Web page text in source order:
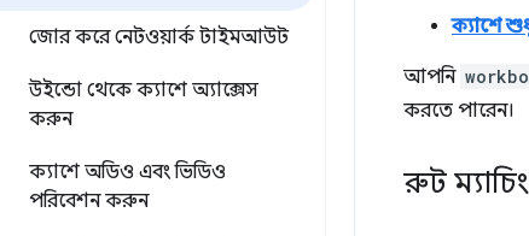
জোর করে নেটওয়ার্ক টাইমআউট
উইন্ডো থেকে ক্যাশে অ্যাক্সেস
করুন
ক্যাশে অডিও এবং ভিডিও
পরিবেশন করুন
ক্যাশে
আপনি
করতে পারেন।
রুট